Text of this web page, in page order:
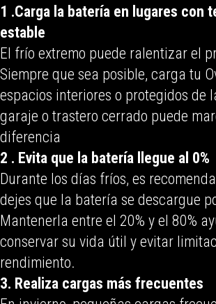
1 .Carga la batería en lugares con
estable
El frío extremo puede ralentizar el
Siempre que sea posible, carga tu
espacios interiores o protegidos de
garaje o trastero cerrado puede
diferencia
2 . Evita que la batería llegue al 0%
Durante los días fríos, es
dejes que la batería se descargue
Mantenerla entre el 20% y el 80%
conservar su vida útil y evitar
rendimiento.
3. Realiza cargas más frecuentes